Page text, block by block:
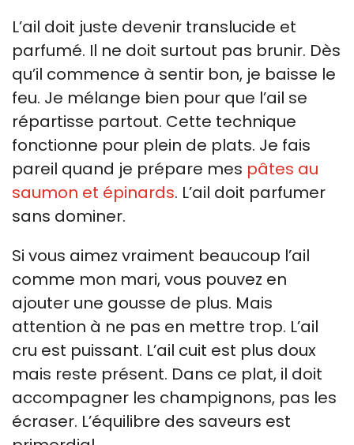
L’ail doit juste devenir translucide et
parfumé. Il ne doit surtout pas brunir. Dès
qu’il commence à sentir bon, je baisse le
feu. Je mélange bien pour que l’ail se
répartisse partout. Cette technique
fonctionne pour plein de plats. Je fais
pareil quand je prépare mes pâtes au
saumon et épinards. L’ail doit parfumer
sans dominer.
Si vous aimez vraiment beaucoup l’ail
comme mon mari, vous pouvez en
ajouter une gousse de plus. Mais
attention à ne pas en mettre trop. L’ail
cru est puissant. L’ail cuit est plus doux
mais reste présent. Dans ce plat, il doit
accompagner les champignons, pas les
écraser. L’équilibre des saveurs est